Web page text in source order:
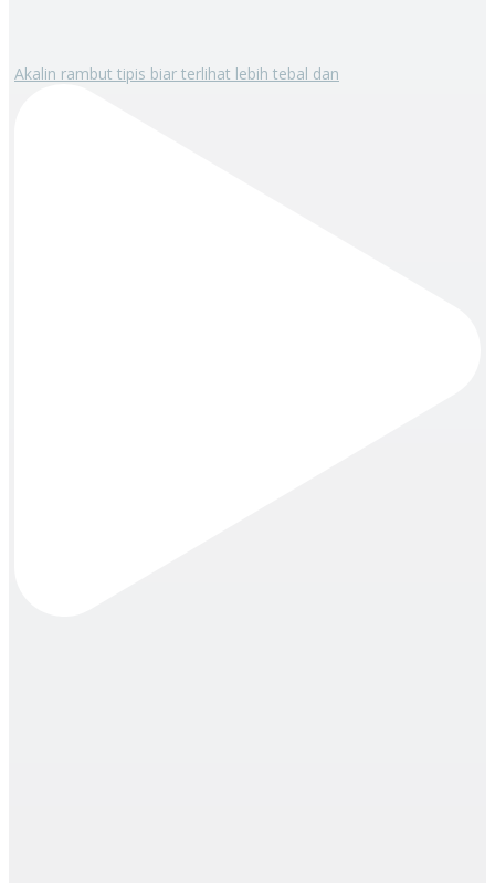
Akalin rambut tipis biar terlihat lebih tebal dan